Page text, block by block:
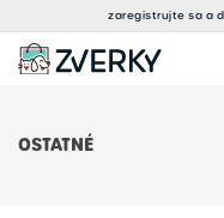
zaregistrujte sa a
OSTATNÉ